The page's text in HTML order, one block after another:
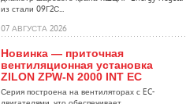
из стали 09Г2С...
07 АВГУСТА 2026
Новинка — приточная
вентиляционная установка
ZILON ZPW-N 2000 INT EC
Серия построена на вентиляторах с EC-